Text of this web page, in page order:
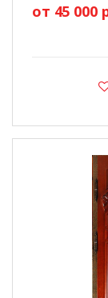
от 45 000